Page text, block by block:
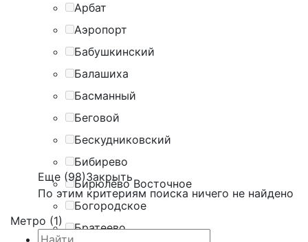
Арбат
Аэропорт
Бабушкинский
Балашиха
Басманный
Беговой
Бескудниковский
Бибирево
Бирюлёво Восточное
Богородское
Братеево
Еще (98)Закрыть
По этим критериям поиска ничего не найдено
Метро (1)